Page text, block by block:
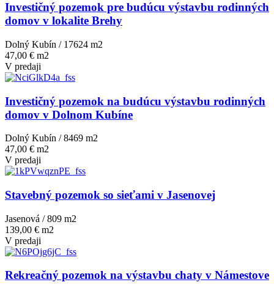
Investičný pozemok pre budúcu výstavbu rodinných
domov v lokalite Brehy
Dolný Kubín / 17624 m2
47,00 € m2
V predaji
Investičný pozemok na budúcu výstavbu rodinných
domov v Dolnom Kubíne
Dolný Kubín / 8469 m2
47,00 € m2
V predaji
Stavebný pozemok so sieťami v Jasenovej
Jasenová / 809 m2
139,00 € m2
V predaji
Rekreačný pozemok na výstavbu chaty v Námestove